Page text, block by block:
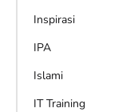
Inspirasi
IPA
Islami
IT Training